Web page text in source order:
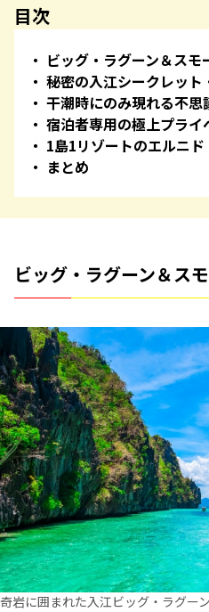
目次
ビッグ・ラグーン＆スモ
秘密の入江シークレット
干潮時にのみ現れる不思
宿泊者専用の極上プライ
1島1リゾートのエルニ
まとめ
ビッグ・ラグーン＆ス
奇岩に囲まれた入江ビッグ・ラグーン